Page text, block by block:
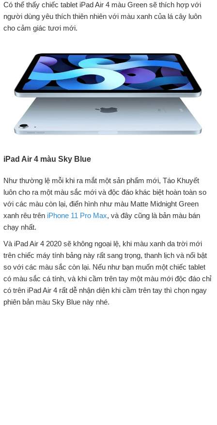
Có thể thấy chiếc tablet iPad Air 4 màu Green sẽ thích hợp với
người dùng yêu thích thiên nhiên với màu xanh của lá cây luôn
cho cảm giác tươi mới.
iPad Air 4 màu Sky Blue
Như thường lệ mỗi khi ra mắt một sản phẩm mới, Táo Khuyết
luôn cho ra một màu sắc mới và độc đáo khác biệt hoàn toàn so
với các màu còn lại, điển hình như màu Matte Midnight Green
xanh rêu trên iPhone 11 Pro Max, và đây cũng là bản màu bán
chạy nhất.
Và iPad Air 4 2020 sẽ không ngoại lệ, khi màu xanh da trời mới
trên chiếc máy tính bảng này rất sang trọng, thanh lịch và nổi bật
so với các màu sắc còn lại. Nếu như bạn muốn một chiếc tablet
có màu sắc cá tính, và khi cầm trên tay một màu mới độc đáo chỉ
có trên iPad Air 4 rất dễ nhận diện khi cầm trên tay thì chọn ngay
phiên bản màu Sky Blue này nhé.